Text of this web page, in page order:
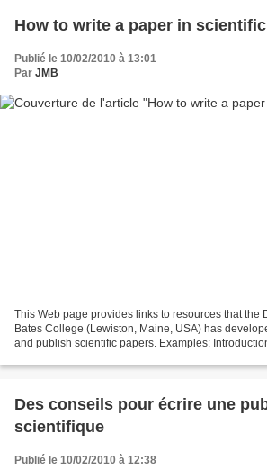
How to write a paper in
Publié le 10/02/2010 à 13:01
Par JMB
This Web page provides links to resources that the
Bates College (Lewiston, Maine, USA) has
and publish scientific papers. Examples:
Des conseils pour écrire une
scientifique
Publié le 10/02/2010 à 12:38